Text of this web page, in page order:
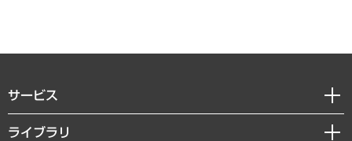
サービス
経営戦略
ライブラリ